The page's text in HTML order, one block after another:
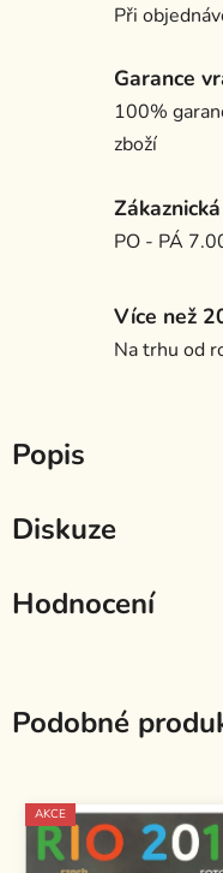
Při
Garance
100%
zboží
PO - PÁ
Více než
Na trhu od
Popis
Diskuze
Hodnocení
Podobné
AKCE